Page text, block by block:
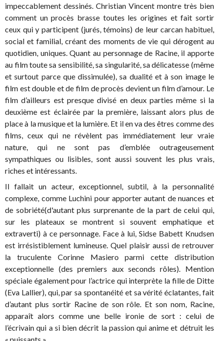
impeccablement dessinés. Christian Vincent montre très bien
comment un procès brasse toutes les origines et fait sortir
ceux qui y participent (jurés, témoins) de leur carcan habituel,
social et familial, créant des moments de vie qui dérogent au
quotidien, uniques. Quant au personnage de Racine, il apporte
au film toute sa sensibilité, sa singularité, sa délicatesse (même
et surtout parce que dissimulée), sa dualité et à son image le
film est double et de film de procès devient un film d’amour. Le
film d’ailleurs est presque divisé en deux parties même si la
deuxième est éclairée par la première, laissant alors plus de
place à la musique et la lumière. Et il en va des êtres comme des
films, ceux qui ne révèlent pas immédiatement leur vraie
nature, qui ne sont pas d’emblée outrageusement
sympathiques ou lisibles, sont aussi souvent les plus vrais,
riches et intéressants.
Il fallait un acteur, exceptionnel, subtil, à la personnalité
complexe, comme Luchini pour apporter autant de nuances et
de sobriété(d'autant plus surprenante de la part de celui qui,
sur les plateaux se montrent si souvent emphatique et
extraverti) à ce personnage. Face à lui, Sidse Babett Knudsen
est irrésistiblement lumineuse. Quel plaisir aussi de retrouver
la truculente Corinne Masiero parmi cette distribution
exceptionnelle (des premiers aux seconds rôles). Mention
spéciale également pour l’actrice qui interprète la fille de Ditte
(Eva Lallier), qui, par sa spontanéité et sa vérité éclatantes, fait
d’autant plus sortir Racine de son rôle. Et son nom, Racine,
apparaît alors comme une belle ironie de sort : celui de
l’écrivain qui a si bien décrit la passion qui anime et détruit les
« puissants ».